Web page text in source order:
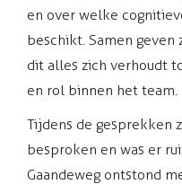
en over welke
beschikt. Samen
dit alles zich verhoudt
en rol binnen het team.
Tijdens de gesprekken
besproken en was er
Gaandeweg ontstond